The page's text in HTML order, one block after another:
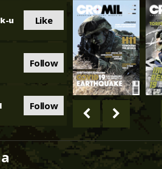
u Like
Follow
Follow